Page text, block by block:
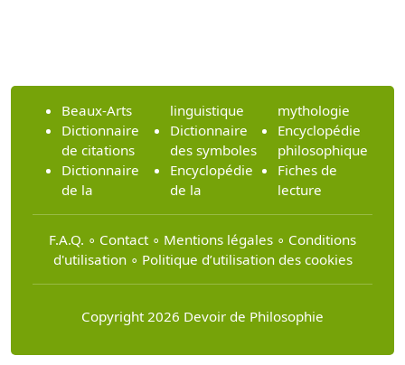
Beaux-Arts
Dictionnaire
de citations
Dictionnaire
de la
linguistique
Dictionnaire
des symboles
Encyclopédie
de la
mythologie
Encyclopédie
philosophique
Fiches de
lecture
F.A.Q. ∘ Contact∘ Mentions légales ∘ Conditions
d'utilisation∘ Politique d’utilisation des cookies
Copyright 2026 Devoir de Philosophie